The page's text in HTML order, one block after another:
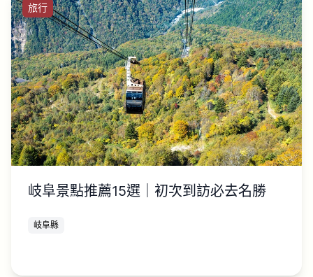
旅行
岐阜景點推薦15選｜初次到訪必去名勝
岐阜縣